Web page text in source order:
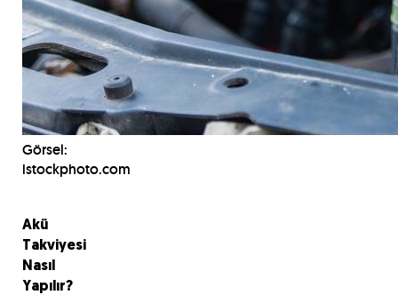
Görsel:
istockphoto.com
Akü
Takviyesi
Nasıl
Yapılır?